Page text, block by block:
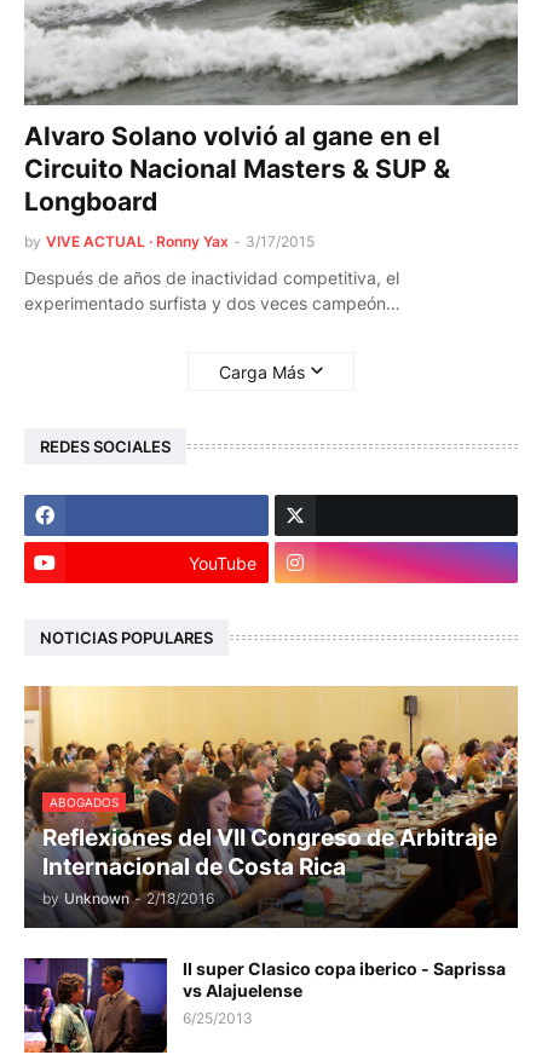
Alvaro Solano volvió al gane en el
Circuito Nacional Masters & SUP &
Longboard
by VIVE ACTUAL · Ronny Yax - 3/17/2015
Después de años de inactividad competitiva, el
experimentado surfista y dos veces campeón…
Carga Más
REDES SOCIALES
YouTube
NOTICIAS POPULARES
ABOGADOS
Reflexiones del VII Congreso de Arbitraje
Internacional de Costa Rica
by Unknown - 2/18/2016
II super Clasico copa iberico - Saprissa
vs Alajuelense
6/25/2013